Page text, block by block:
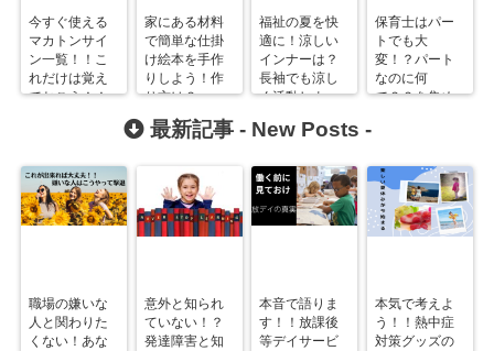
今すぐ使える
マカトンサイ
ン一覧！！こ
れだけは覚え
ておこう！！
家にある材料
で簡単な仕掛
け絵本を手作
りしよう！作
り方は？
福祉の夏を快
適に！涼しい
インナーは？
長袖でも涼し
く活動しよ
保育士はパー
トでも大
変！？パート
なのに何
で？？を集め
最新記事 - New Posts -
職場の嫌いな
人と関わりた
くない！あな
意外と知られ
ていない！？
発達障害と知
本音で語りま
す！！放課後
等デイサービ
本気で考えよ
う！！熱中症
対策グッズの